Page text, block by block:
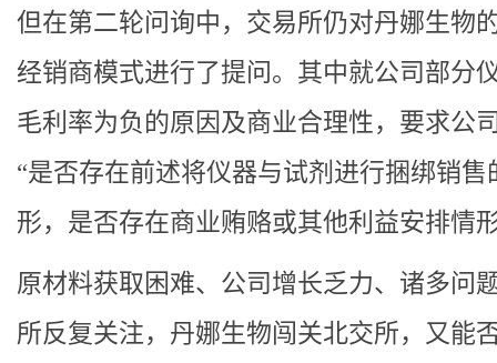
但在第二轮问询中，交易所仍对丹娜生物
经销商模式进行了提问。其中就公司部分
毛利率为负的原因及商业合理性，要求公
“是否存在前述将仪器与试剂进行捆绑销售
形，是否存在商业贿赂或其他利益安排情
原材料获取困难、公司增长乏力、诸多问
所反复关注，丹娜生物闯关北交所，又能